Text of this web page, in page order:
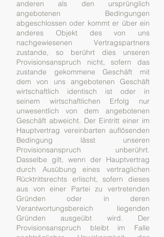
anderen als den ursprünglich
angebotenen Bedingungen
abgeschlossen oder kommt er über ein
anderes Objekt des von uns
nachgewiesenen Vertragspartners
zustande, so berührt dies unseren
Provisionsanspruch nicht, sofern das
zustande gekommene Geschäft mit
dem von uns angebotenen Geschäft
wirtschaftlich identisch ist oder in
seinem wirtschaftlichen Erfolg nur
unwesentlich von dem angebotenen
Geschäft abweicht. Der Eintritt einer im
Hauptvertrag vereinbarten auflösenden
Bedingung lässt unseren
Provisionsanspruch unberührt.
Dasselbe gilt, wenn der Hauptvertrag
durch Ausübung eines vertraglichen
Rücktrittsrechts erlischt, sofern dieses
aus von einer Partei zu vertretenden
Gründen oder in deren
Verantwortungsbereich liegenden
Gründen ausgeübt wird. Der
Provisionsanspruch bleibt im Falle